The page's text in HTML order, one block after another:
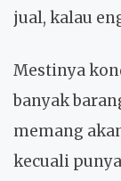
jual, kalau
Mestinya
banyak
memang
kecuali